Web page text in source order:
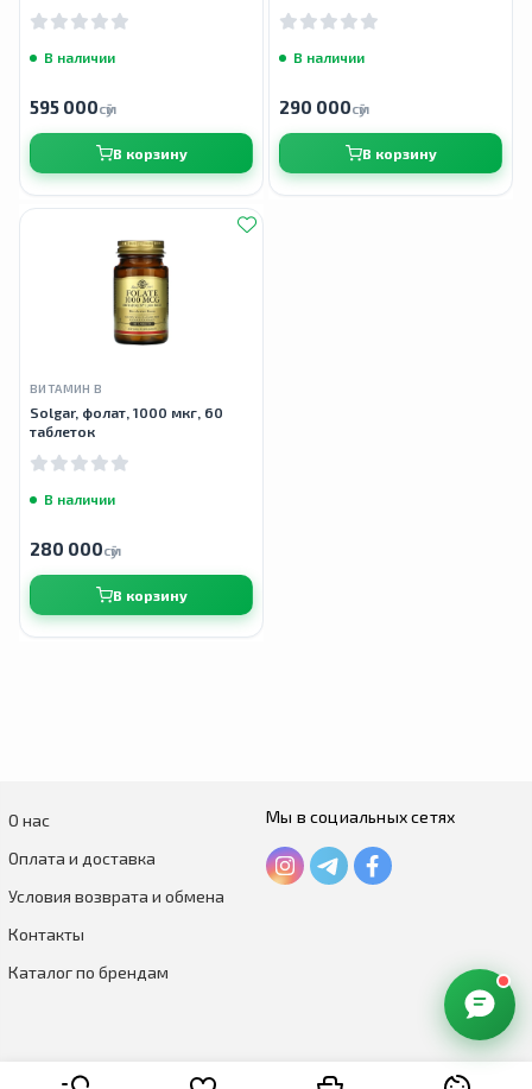
В наличии
595 000сӯм
В корзину
В наличии
290 000сӯм
В корзину
ВИТАМИН B
Solgar, фолат, 1000 мкг, 60
таблеток
В наличии
280 000сӯм
В корзину
О нас
Оплата и доставка
Условия возврата и обмена
Контакты
Каталог по брендам
Мы в социальных сетях